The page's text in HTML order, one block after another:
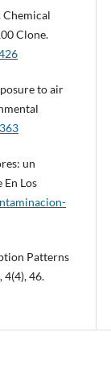
Chemical
Clone.
to air
un
Los
Patterns
4(4), 46.